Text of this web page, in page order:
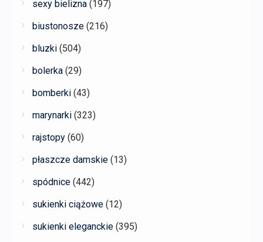
sexy bielizna (197)
biustonosze (216)
bluzki (504)
bolerka (29)
bomberki (43)
marynarki (323)
rajstopy (60)
płaszcze damskie (13)
spódnice (442)
sukienki ciążowe (12)
sukienki eleganckie (395)